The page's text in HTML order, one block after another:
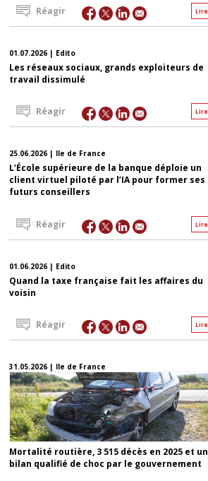
Lire
Réagir
01.07.2026 | Edito
Les réseaux sociaux, grands exploiteurs de
travail dissimulé
Lire
Réagir
25.06.2026 | Ile de France
L’École supérieure de la banque déploie un
client virtuel piloté par l’IA pour former ses
futurs conseillers
Lire
Réagir
01.06.2026 | Edito
Quand la taxe française fait les affaires du
voisin
Lire
Réagir
31.05.2026 | Ile de France
Mortalité routière, 3 515 décès en 2025 et un
bilan qualifié de choc par le gouvernement